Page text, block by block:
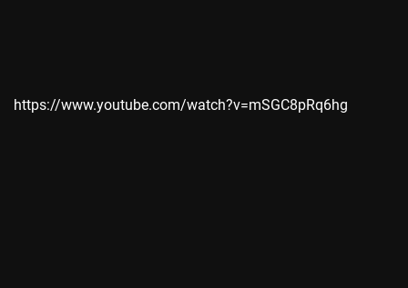
https://www.youtube.com/watch?v=mSGC8pRq6hg